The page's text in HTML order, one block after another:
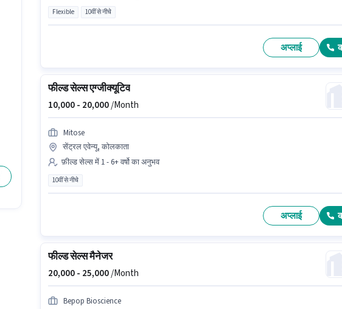
Flexible 10वीं से नीचे
अप्लाई
फील्ड सेल्स एग्जीक्यूटिव
10,000 - 20,000/Month
Mitose
सेंट्रल एवेन्यू, कोलकाता
फ़ील्ड सेल्स में 1 - 6+ वर्षो का अनुभव
10वीं से नीचे
अप्लाई
फील्ड सेल्स मैनेजर
20,000 - 25,000/Month
Bepop Bioscience